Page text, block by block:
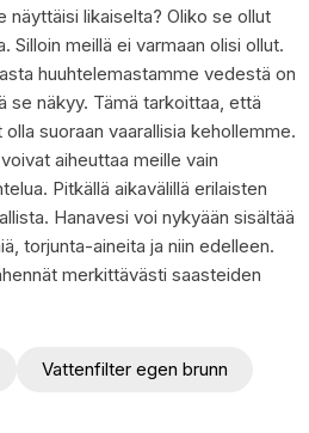
näyttäisi likaiselta? Oliko se ollut
Silloin meillä ei varmaan olisi ollut.
huuhtelemastamme vedestä on
se näkyy. Tämä tarkoittaa, että
suoraan vaarallisia kehollemme.
aiheuttaa meille vain
Pitkällä aikavälillä erilaisten
Hanavesi voi nykyään sisältää
torjunta-aineita ja niin edelleen.
merkittävästi saasteiden
Vattenfilter egen brunn